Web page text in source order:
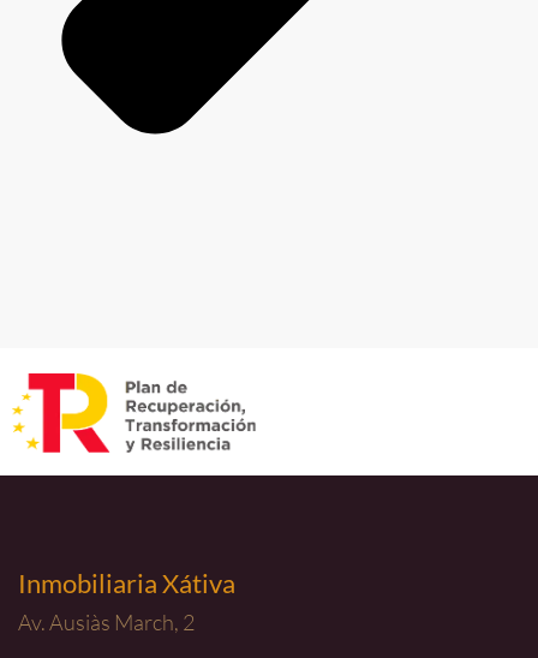
Inmobiliaria Xátiva
Av. Ausiàs March, 2